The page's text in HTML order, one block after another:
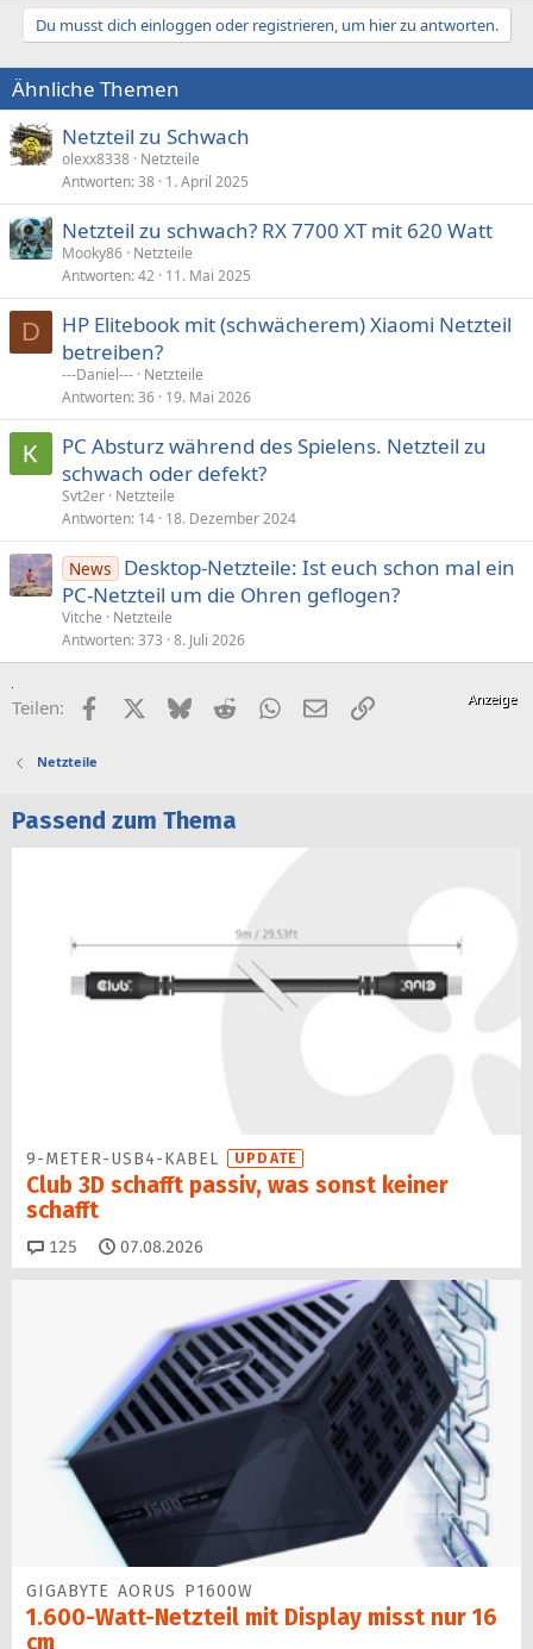
Du musst dich einloggen oder registrieren, um hier zu antworten.
Ähnliche Themen
Netzteil zu Schwach
olexx8338 Netzteile
Antworten 38 1. April 2025
Netzteil zu schwach? RX 7700 XT mit 620 Watt
Mooky86 Netzteile
Antworten 42 11. Mai 2025
D
HP Elitebook mit (schwächerem) Xiaomi Netzteil
betreiben?
---Daniel--- Netzteile
Antworten 36 19. Mai 2026
PC Absturz während des Spielens. Netzteil zu
schwach oder defekt?
Svt2er Netzteile
Antworten 14 18. Dezember 2024
News
Desktop-Netzteile: Ist euch schon mal ein
PC-Netzteil um die Ohren geflogen?
Vitche
Netzteile
Antworten 373 8. Juli 2026
Teilen: FacebookX (Twitter)
BlueskyRedditWhatsApp
E-MailLink
Netzteile
Passend zum Thema
9-METER-USB4-KABEL UPDATE
Club 3D schafft passiv, was sonst keiner
schafft
125 Kommentare
07.08.2026
GIGABYTE AORUS P1600W
1.600-Watt-Netzteil mit Display misst nur 16
cm